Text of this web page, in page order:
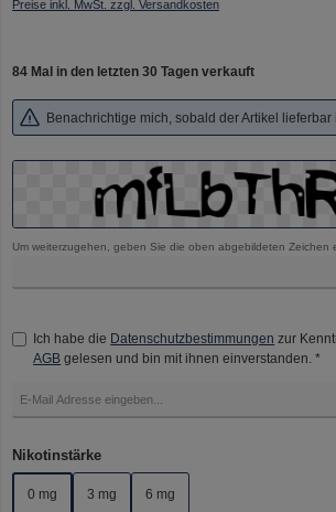
Preise inkl. MwSt. zzgl. Versandkosten
84 Mal in den letzten 30 Tagen verkauft
Benachrichtige mich, sobald der Artikel lieferbar
Um weiterzugehen, geben Sie die oben abgebildeten Zeichen
Ich habe die Datenschutzbestimmungen zur
AGB gelesen und bin mit ihnen einverstanden. *
Nikotinstärkeauswählen
0 mg 3 mg 6 mg